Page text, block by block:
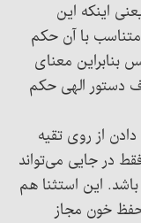
اینکه این
با آن حکم
بنابراین معنای
دستور الهی حکم
از روی تقیه
در جایی می‌تواند
این استثنا هم
حفظ خون مجاز